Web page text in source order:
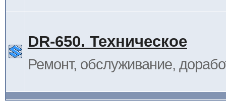
DR-650. Техническое
Ремонт, обслуживание,